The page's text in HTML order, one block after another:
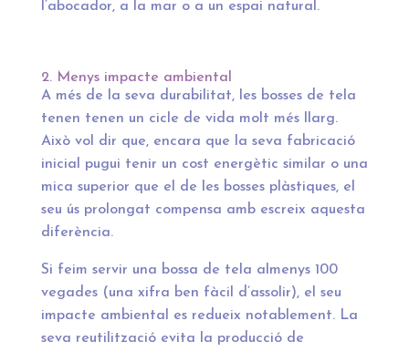
l’abocador, a la mar o a un espai natural.
2. Menys impacte ambiental
A més de la seva durabilitat, les bosses de tela
tenen tenen un cicle de vida molt més llarg.
Això vol dir que, encara que la seva fabricació
inicial pugui tenir un cost energètic similar o una
mica superior que el de les bosses plàstiques, el
seu ús prolongat compensa amb escreix aquesta
diferència.
Si feim servir una bossa de tela almenys 100
vegades (una xifra ben fàcil d’assolir), el seu
impacte ambiental es redueix notablement. La
seva reutilització evita la producció de